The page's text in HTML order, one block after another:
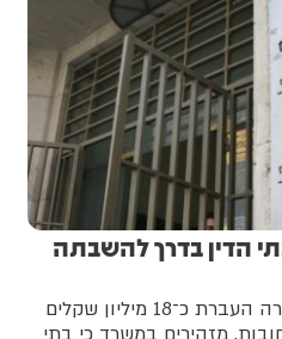
הדין בדרך להשבתה
בעקבות פסיקת בג"ץ שעצרה העברת כ־18 מיליון שקלים